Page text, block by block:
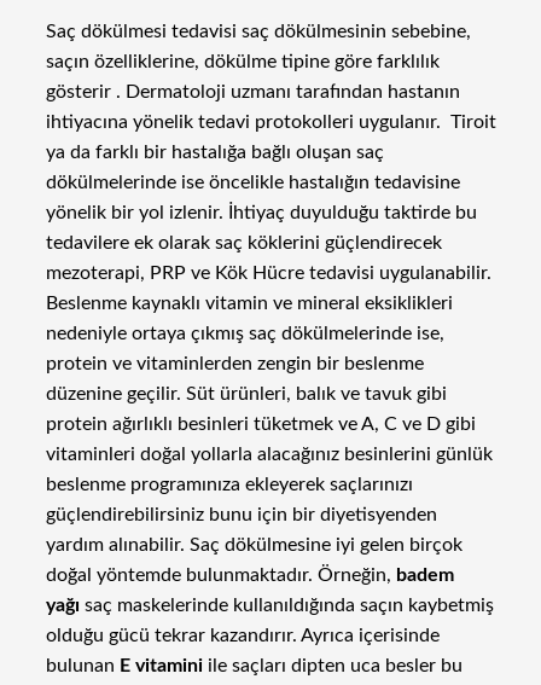
Saç dökülmesi tedavisi saç dökülmesinin sebebine,
saçın özelliklerine, dökülme tipine göre farklılık
gösterir . Dermatoloji uzmanı tarafından hastanın
ihtiyacına yönelik tedavi protokolleri uygulanır. Tiroit
ya da farklı bir hastalığa bağlı oluşan saç
dökülmelerinde ise öncelikle hastalığın tedavisine
yönelik bir yol izlenir. İhtiyaç duyulduğu taktirde bu
tedavilere ek olarak saç köklerini güçlendirecek
mezoterapi, PRP ve Kök Hücre tedavisi uygulanabilir.
Beslenme kaynaklı vitamin ve mineral eksiklikleri
nedeniyle ortaya çıkmış saç dökülmelerinde ise,
protein ve vitaminlerden zengin bir beslenme
düzenine geçilir. Süt ürünleri, balık ve tavuk gibi
protein ağırlıklı besinleri tüketmek ve A, C ve D gibi
vitaminleri doğal yollarla alacağınız besinlerini günlük
beslenme programınıza ekleyerek saçlarınızı
güçlendirebilirsiniz bunu için bir diyetisyenden
yardım alınabilir. Saç dökülmesine iyi gelen birçok
doğal yöntemde bulunmaktadır. Örneğin, badem
yağı saç maskelerinde kullanıldığında saçın kaybetmiş
olduğu gücü tekrar kazandırır. Ayrıca içerisinde
bulunan E vitaminiile saçları dipten uca besler bu